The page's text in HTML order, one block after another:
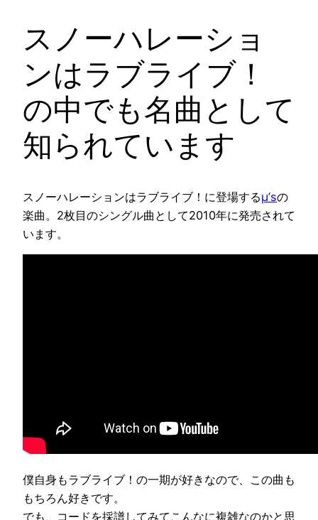
スノーハレーショ
ンはラブライブ！
の中でも名曲として
知られています
スノーハレーションはラブライブ！に登場するμ’sの
楽曲。2枚目のシングル曲として2010年に発売されて
います。
僕自身もラブライブ！の一期が好きなので、この曲も
もちろん好きです。
でも、コードを採譜してみてこんなに複雑なのかと思